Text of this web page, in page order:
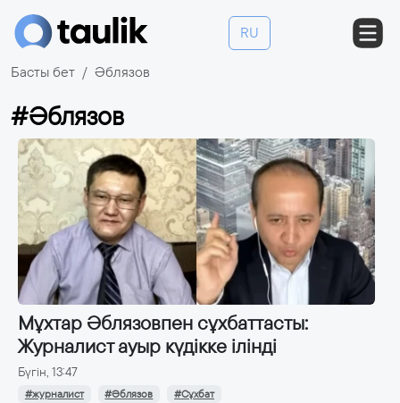
RU
Басты бет Әблязов
#Әблязов
Мұхтар Әблязовпен сұхбаттасты:
Журналист ауыр күдікке ілінді
Бүгін, 13:47
#журналист #Әблязов #Сұхбат